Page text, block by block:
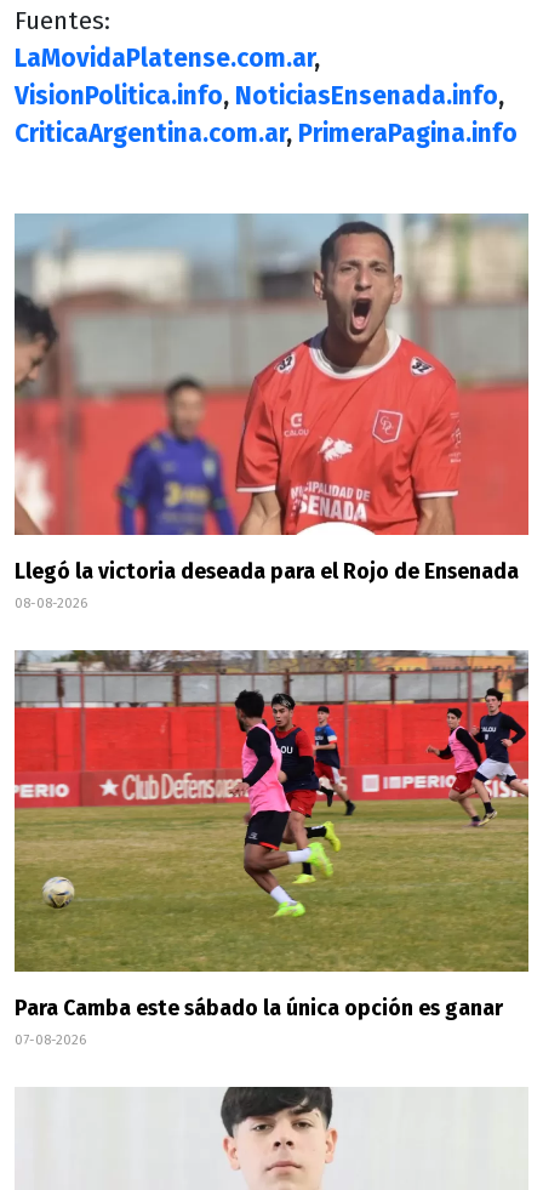
Fuentes:
LaMovidaPlatense.com.ar,
VisionPolitica.info, NoticiasEnsenada.info,
CriticaArgentina.com.ar, PrimeraPagina.info
Llegó la victoria deseada para el Rojo de Ensenada
08-08-2026
Para Camba este sábado la única opción es ganar
07-08-2026